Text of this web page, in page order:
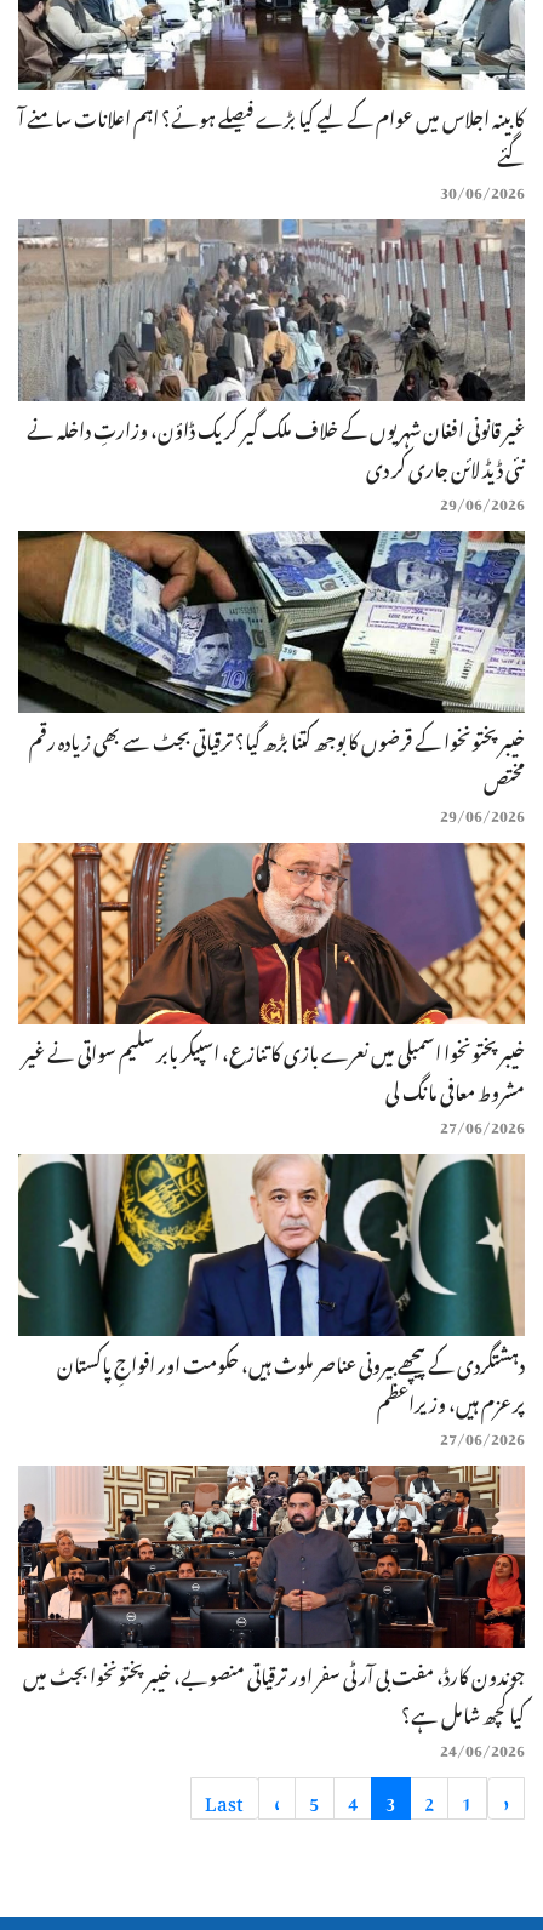
کابینہ اجلاس میں عوام کے لیے کیا بڑے فیصلے ہوئے؟ اہم اعلانات سامنے آ
گئے
30/06/2026
غیر قانونی افغان شہریوں کے خلاف ملک گیر کریک ڈاؤن، وزارتِ داخلہ نے
نئی ڈیڈ لائن جاری کر دی
29/06/2026
خیبر پختونخوا کے قرضوں کا بوجھ کتنا بڑھ گیا؟ ترقیاتی بجٹ سے بھی زیادہ رقم
مختص
29/06/2026
خیبرپختونخوا اسمبلی میں نعرے بازی کا تنازع، اسپیکر بابر سلیم سواتی نے غیر
مشروط معافی مانگ لی
27/06/2026
دہشتگردی کے پیچھے بیرونی عناصر ملوث ہیں، حکومت اور افواجِ پاکستان
پرعزم ہیں، وزیراعظم
27/06/2026
جوندون کارڈ، مفت بی آر ٹی سفر اور ترقیاتی منصوبے، خیبرپختونخوا بجٹ میں
کیا کچھ شامل ہے؟
24/06/2026
«
1
2
3
4
5
»
Last